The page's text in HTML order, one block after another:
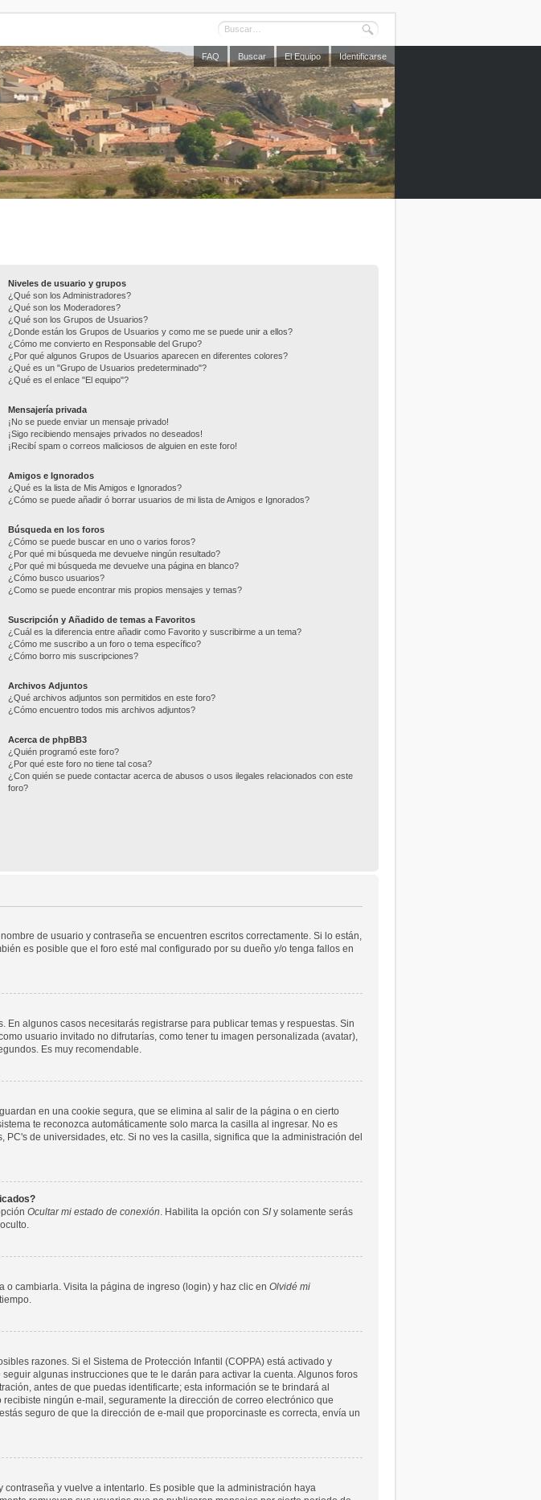
FAQ Buscar El Equipo Identificarse
Niveles de usuario y grupos
¿Qué son los Administradores?
¿Qué son los Moderadores?
¿Qué son los Grupos de Usuarios?
¿Donde están los Grupos de Usuarios y como me se puede unir a ellos?
¿Cómo me convierto en Responsable del Grupo?
¿Por qué algunos Grupos de Usuarios aparecen en diferentes colores?
¿Qué es un "Grupo de Usuarios predeterminado"?
¿Qué es el enlace "El equipo"?
Mensajería privada
¡No se puede enviar un mensaje privado!
¡Sigo recibiendo mensajes privados no deseados!
¡Recibí spam o correos maliciosos de alguien en este foro!
Amigos e Ignorados
¿Qué es la lista de Mis Amigos e Ignorados?
¿Cómo se puede añadir ó borrar usuarios de mi lista de Amigos e Ignorados?
Búsqueda en los foros
¿Cómo se puede buscar en uno o varios foros?
¿Por qué mi búsqueda me devuelve ningún resultado?
¿Por qué mi búsqueda me devuelve una página en blanco?
¿Cómo busco usuarios?
¿Como se puede encontrar mis propios mensajes y temas?
Suscripción y Añadido de temas a Favoritos
¿Cuál es la diferencia entre añadir como Favorito y suscribirme a un tema?
¿Cómo me suscribo a un foro o tema específico?
¿Cómo borro mis suscripciones?
Archivos Adjuntos
¿Qué archivos adjuntos son permitidos en este foro?
¿Cómo encuentro todos mis archivos adjuntos?
Acerca de phpBB3
¿Quién programó este foro?
¿Por qué este foro no tiene tal cosa?
¿Con quién se puede contactar acerca de abusos o usos ilegales relacionados con este
foro?
de usuario y contraseña se encuentren escritos correctamente. Si lo están,
es posible que el foro esté mal configurado por su dueño y/o tenga fallos en
algunos casos necesitarás registrarse para publicar temas y respuestas. Sin
usuario invitado no difrutarías, como tener tu imagen personalizada (avatar),
Es muy recomendable.
en una cookie segura, que se elimina al salir de la página o en cierto
te reconozca automáticamente solo marca la casilla al ingresar. No es
de universidades, etc. Si no ves la casilla, significa que la administración del
Ocultar mi estado de conexión . Habilita la opción con SI y solamente serás
o cambiarla. Visita la página de ingreso (login) y haz clic en Olvidé mi
razones. Si el Sistema de Protección Infantil (COPPA) está activado y
algunas instrucciones que te le darán para activar la cuenta. Algunos foros
antes de que puedas identificarte; esta información se te brindará al
ningún e-mail, seguramente la dirección de correo electrónico que
seguro de que la dirección de e-mail que proporcinaste es correcta, envía un
y vuelve a intentarlo. Es posible que la administración haya